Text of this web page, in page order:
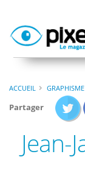
ACCUEIL GRAPHISME
Partager
Jean-